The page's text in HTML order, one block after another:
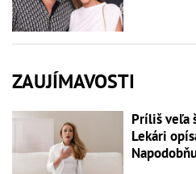
ZAUJÍMAVOSTI
Príliš veľa
Lekári